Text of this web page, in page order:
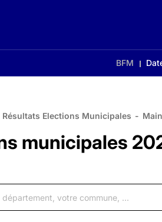
BFM
Résultats Elections Municipales -
municipales